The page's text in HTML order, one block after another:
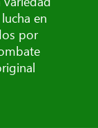
en
por